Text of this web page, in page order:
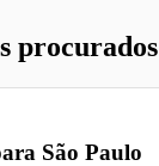
procurados
São Paulo